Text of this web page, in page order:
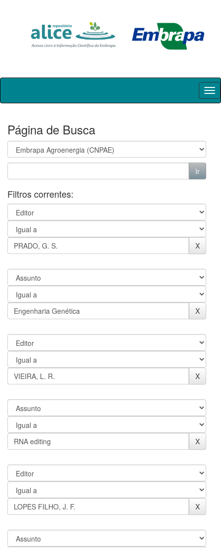
Skip
Página de Busca
Filtros correntes: